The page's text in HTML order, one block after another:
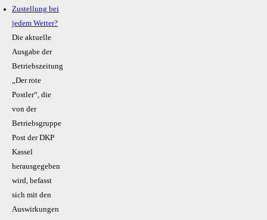
Zustellung bei
jedem Wetter?
Die aktuelle
Ausgabe der
Betriebszeitung
„Der rote
Postler“, die
von der
Betriebsgruppe
Post der DKP
Kassel
herausgegeben
wird, befasst
sich mit den
Auswirkungen